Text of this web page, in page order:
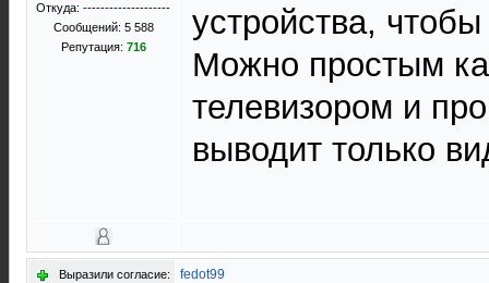
Откуда: --------------------
Сообщений: 5 588
Репутация: 716
устройства,
Можно простым
телевизором и
выводит только
Выразили согласие: fedot99